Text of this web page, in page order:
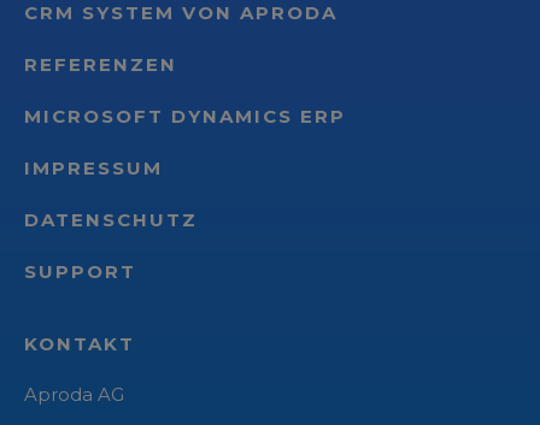
CRM SYSTEM VON APRODA
REFERENZEN
MICROSOFT DYNAMICS ERP
IMPRESSUM
DATENSCHUTZ
SUPPORT
KONTAKT
Aproda AG